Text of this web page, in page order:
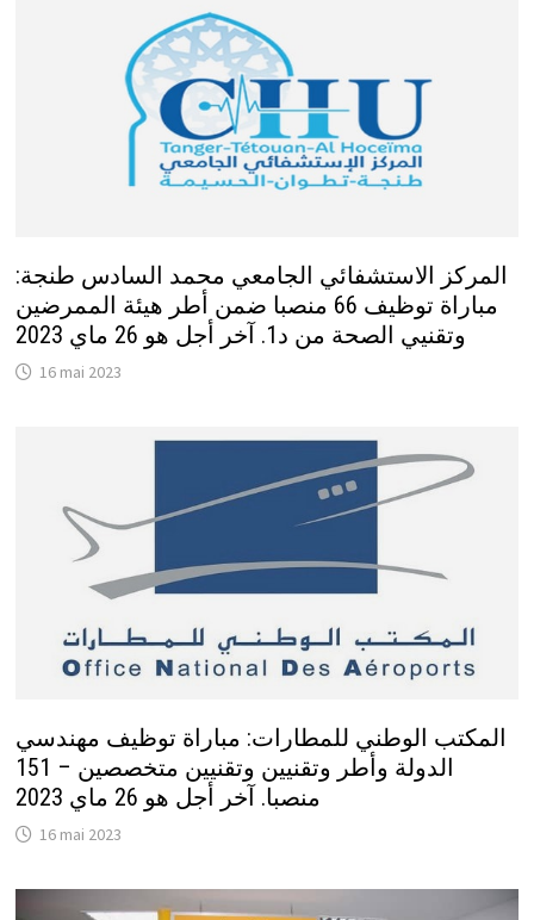
المركز الاستشفائي الجامعي محمد السادس طنجة:
مباراة توظيف 66 منصبا ضمن أطر هيئة الممرضين
وتقنيي الصحة من د1. آخر أجل هو 26 ماي 2023
16 mai 2023
المكتب الوطني للمطارات: مباراة توظيف مهندسي
الدولة وأطر وتقنيين وتقنيين متخصصين – 151
منصبا. آخر أجل هو 26 ماي 2023
16 mai 2023